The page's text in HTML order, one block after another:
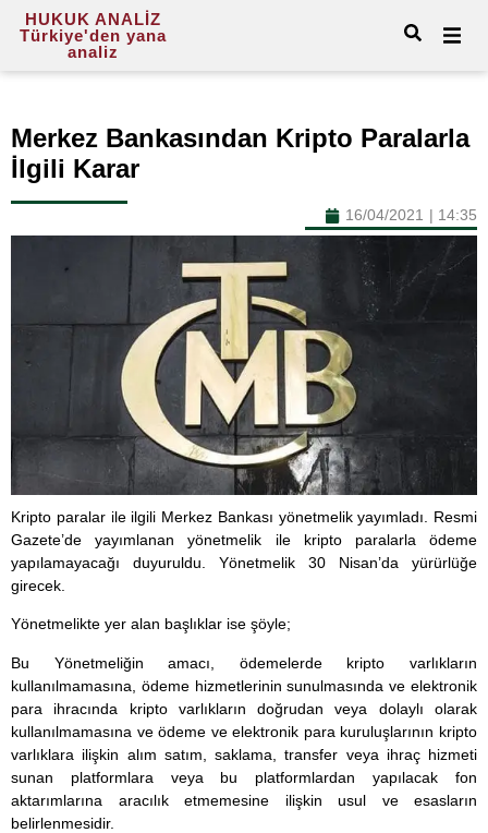
HUKUK ANALİZ
Türkiye'den yana
analiz
Merkez Bankasından Kripto Paralarla
İlgili Karar
16/04/2021 | 14:35
Kripto paralar ile ilgili Merkez Bankası yönetmelik yayımladı. Resmi
Gazete’de yayımlanan yönetmelik ile kripto paralarla ödeme
yapılamayacağı duyuruldu. Yönetmelik 30 Nisan’da yürürlüğe
girecek.
Yönetmelikte yer alan başlıklar ise şöyle;
Bu Yönetmeliğin amacı, ödemelerde kripto varlıkların
kullanılmamasına, ödeme hizmetlerinin sunulmasında ve elektronik
para ihracında kripto varlıkların doğrudan veya dolaylı olarak
kullanılmamasına ve ödeme ve elektronik para kuruluşlarının kripto
varlıklara ilişkin alım satım, saklama, transfer veya ihraç hizmeti
sunan platformlara veya bu platformlardan yapılacak fon
aktarımlarına aracılık etmemesine ilişkin usul ve esasların
belirlenmesidir.